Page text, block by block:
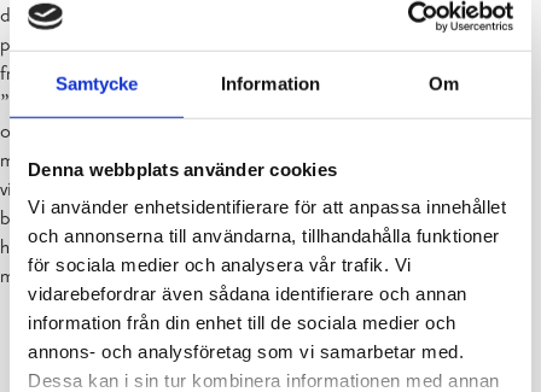
Samtycke Information Om
Denna webbplats använder cookies
Vi använder enhetsidentifierare för att anpassa innehållet
och annonserna till användarna, tillhandahålla funktioner
för sociala medier och analysera vår trafik. Vi
vidarebefordrar även sådana identifierare och annan
information från din enhet till de sociala medier och
annons- och analysföretag som vi samarbetar med.
Dessa kan i sin tur kombinera informationen med annan
det var det dags för lunch. Efter maten var det fritid igen och sen
paddlade vi. Vi paddlade till ”Madagaskar” som är en ö en bit ut
från Breidablick. Vattnet var så grunt att man kunde gå ut dit. På
”Madagaskar” simmade vi och paddlade tillbaka. Sen simmade vi
och spelade volleyboll i vattnet. Sedan hade vi fritid igen och åt
mellanmål. Efter mellanmålet hade vi capture the flag. Efter det åt
vi middag och sen mera fritid och bastubad. Vi simmade och
badade. Till kvällsmål fick vi grillkorv. På kvällen låg alla flickor i en
hög på golvet. När vi vaknade packade vi ihop våra saker och åt
morgonmål. Sen hade vi lite fritid och tog ett foto.